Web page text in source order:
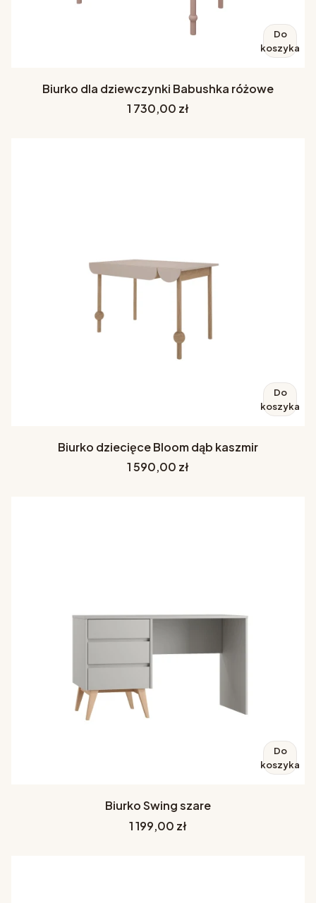
Do
koszyka
Biurko dla dziewczynki Babushka różowe
Cena
1 730,00 zł
Do
koszyka
Biurko dziecięce Bloom dąb kaszmir
Cena
1 590,00 zł
Do
koszyka
Biurko Swing szare
Cena
1 199,00 zł